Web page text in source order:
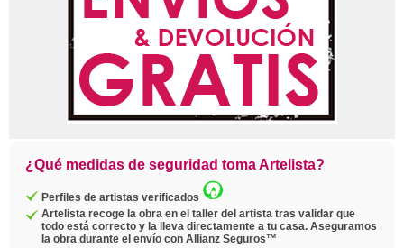
¿Qué medidas de seguridad toma Artelista?
Perfiles de artistas verificados
Artelista recoge la obra en el taller del artista tras validar que
todo está correcto y la lleva directamente a tu casa. Aseguramos
la obra durante el envío con Allianz Seguros™